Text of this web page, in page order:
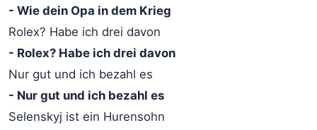
- Wie dein Opa in dem Krieg
Rolex? Habe ich drei davon
- Rolex? Habe ich drei davon
Nur gut und ich bezahl es
- Nur gut und ich bezahl es
Selenskyj ist ein Hurensohn